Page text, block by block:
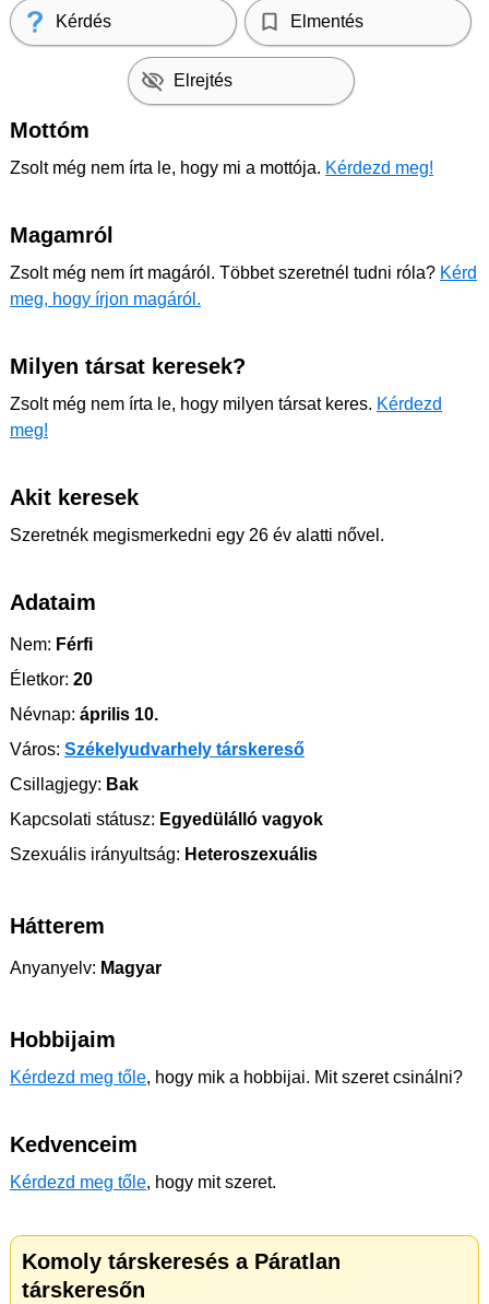
Kérdés Elmentés
Elrejtés
Mottóm
Zsolt még nem írta le, hogy mi a mottója. Kérdezd meg!
Magamról
Zsolt még nem írt magáról. Többet szeretnél tudni róla? Kérd
meg, hogy írjon magáról.
Milyen társat keresek?
Zsolt még nem írta le, hogy milyen társat keres. Kérdezd
meg!
Akit keresek
Szeretnék megismerkedni egy 26 év alatti nővel.
Adataim
Nem: Férfi
Életkor: 20
Névnap: április 10.
Város: Székelyudvarhely társkereső
Csillagjegy: Bak
Kapcsolati státusz: Egyedülálló vagyok
Szexuális irányultság: Heteroszexuális
Hátterem
Anyanyelv: Magyar
Hobbijaim
Kérdezd meg tőle, hogy mik a hobbijai. Mit szeret csinálni?
Kedvenceim
Kérdezd meg tőle, hogy mit szeret.
Komoly társkeresés a Páratlan
társkeresőn